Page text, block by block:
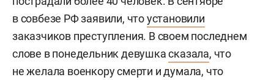
в совбезе РФ заявили, чтоустановили
заказчиков преступления. В своем последнем
слове в понедельник девушкасказала, что
не желала военкору смерти и думала, что